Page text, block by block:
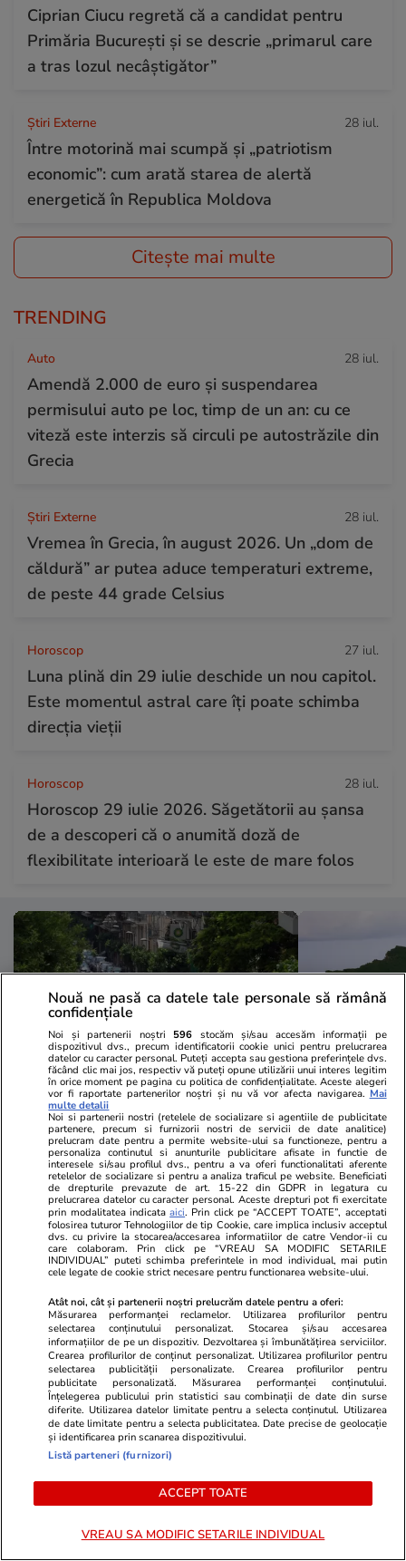
Ciprian Ciucu regretă că a candidat pentru
Primăria București și se descrie „primarul care
a tras lozul necâștigător”
Știri Externe 28 iul.
Între motorină mai scumpă și „patriotism
economic”: cum arată starea de alertă
energetică în Republica Moldova
Citește mai multe
TRENDING
Auto 28 iul.
Amendă 2.000 de euro și suspendarea
permisului auto pe loc, timp de un an: cu ce
viteză este interzis să circuli pe autostrăzile din
Grecia
Știri Externe 28 iul.
Vremea în Grecia, în august 2026. Un „dom de
căldură” ar putea aduce temperaturi extreme,
de peste 44 grade Celsius
Horoscop 27 iul.
Luna plină din 29 iulie deschide un nou capitol.
Este momentul astral care îți poate schimba
direcția vieții
Horoscop 28 iul.
Horoscop 29 iulie 2026. Săgetătorii au șansa
de a descoperi că o anumită doză de
flexibilitate interioară le este de mare folos
Lifestyle 28 iul.
Amendă de 350 de euro pentru
șoferii care lasă mașina pornită ca
să-și cumpere cafea sau gustări,
în Grecia
Vacanțe și
Unde se
din lume și
la ea: nu
electricitate
Lifestyle 26 iul.
Ploaia de meteori Delta
Aquaride 2026: când o poți
vedea cel mai bine
Auto 27 iul.
Nouă ne pasă ca datele tale personale să rămână
confidențiale
Noi și partenerii noștri 596 stocăm și/sau accesăm informații pe
dispozitivul dvs., precum identificatorii cookie unici pentru prelucrarea
datelor cu caracter personal. Puteți accepta sau gestiona preferințele dvs.
făcând clic mai jos, respectiv vă puteți opune utilizării unui interes legitim
în orice moment pe pagina cu politica de confidențialitate. Aceste alegeri
vor fi raportate partenerilor noștri și nu vă vor afecta navigarea. Mai
multe detalii
Noi si partenerii nostri (retelele de socializare si agentiile de publicitate
partenere, precum si furnizorii nostri de servicii de date analitice)
prelucram date pentru a permite website-ului sa functioneze, pentru a
personaliza continutul si anunturile publicitare afisate in functie de
interesele si/sau profilul dvs., pentru a va oferi functionalitati aferente
retelelor de socializare si pentru a analiza traficul pe website. Beneficiati
de drepturile prevazute de art. 15-22 din GDPR in legatura cu
prelucrarea datelor cu caracter personal. Aceste drepturi pot fi exercitate
prin modalitatea indicataaici. Prin click pe “ACCEPT TOATE”, acceptati
folosirea tuturor Tehnologiilor de tip Cookie, care implica inclusiv acceptul
dvs. cu privire la stocarea/accesarea informatiilor de catre Vendor-ii cu
care colaboram. Prin click pe “VREAU SA MODIFIC SETARILE
INDIVIDUAL” puteti schimba preferintele in mod individual, mai putin
cele legate de cookie strict necesare pentru functionarea website-ului.
Atât noi, cât și partenerii noștri prelucrăm datele pentru a oferi:
Măsurarea performanței reclamelor. Utilizarea profilurilor pentru
selectarea conținutului personalizat. Stocarea și/sau accesarea
informațiilor de pe un dispozitiv. Dezvoltarea și îmbunătățirea serviciilor.
Crearea profilurilor de conținut personalizat. Utilizarea profilurilor pentru
selectarea publicității personalizate. Crearea profilurilor pentru
publicitate personalizată. Măsurarea performanței conținutului.
Înțelegerea publicului prin statistici sau combinații de date din surse
diferite. Utilizarea datelor limitate pentru a selecta conținutul. Utilizarea
de date limitate pentru a selecta publicitatea. Date precise de geolocație
și identificarea prin scanarea dispozitivului.
Listă parteneri (furnizori)
ACCEPT TOATE
VREAU SA MODIFIC SETARILE INDIVIDUAL